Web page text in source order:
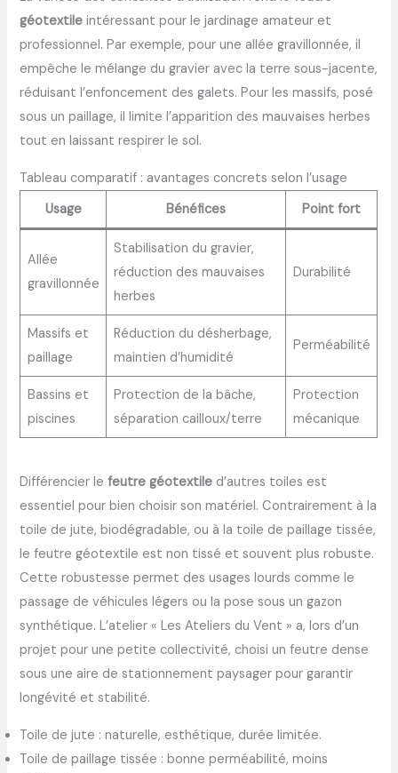
géotextile intéressant pour le jardinage amateur et
professionnel. Par exemple, pour une allée gravillonnée, il
empêche le mélange du gravier avec la terre sous-jacente,
réduisant l’enfoncement des galets. Pour les massifs, posé
sous un paillage, il limite l’apparition des mauvaises herbes
tout en laissant respirer le sol.
Tableau comparatif : avantages concrets selon l’usage
Usage
Bénéfices Point fort
Allée
gravillonnée
Stabilisation du gravier,
réduction des mauvaises
herbes
Durabilité
Massifs et
paillage
Réduction du désherbage,
maintien d’humidité
Perméabilité
Bassins et
piscines
Protection de la bâche,
séparation cailloux/terre
Protection
mécanique
Différencier lefeutre géotextile d’autres toiles est
essentiel pour bien choisir son matériel. Contrairement à la
toile de jute, biodégradable, ou à la toile de paillage tissée,
le feutre géotextile est non tissé et souvent plus robuste.
Cette robustesse permet des usages lourds comme le
passage de véhicules légers ou la pose sous un gazon
synthétique. L’atelier « Les Ateliers du Vent » a, lors d’un
projet pour une petite collectivité, choisi un feutre dense
sous une aire de stationnement paysager pour garantir
longévité et stabilité.
Toile de jute : naturelle, esthétique, durée limitée.
Toile de paillage tissée : bonne perméabilité, moins